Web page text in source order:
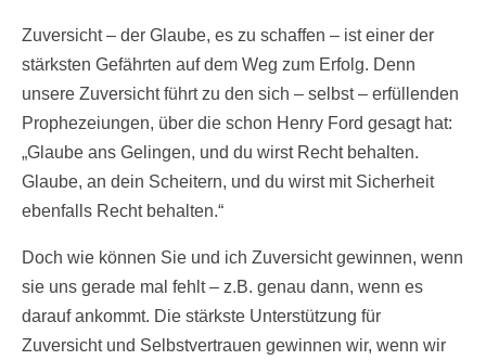
Zuversicht – der Glaube, es zu schaffen – ist einer der
stärksten Gefährten auf dem Weg zum Erfolg. Denn
unsere Zuversicht führt zu den sich – selbst – erfüllenden
Prophezeiungen, über die schon Henry Ford gesagt hat:
„Glaube ans Gelingen, und du wirst Recht behalten.
Glaube, an dein Scheitern, und du wirst mit Sicherheit
ebenfalls Recht behalten.“
Doch wie können Sie und ich Zuversicht gewinnen, wenn
sie uns gerade mal fehlt – z.B. genau dann, wenn es
darauf ankommt. Die stärkste Unterstützung für
Zuversicht und Selbstvertrauen gewinnen wir, wenn wir